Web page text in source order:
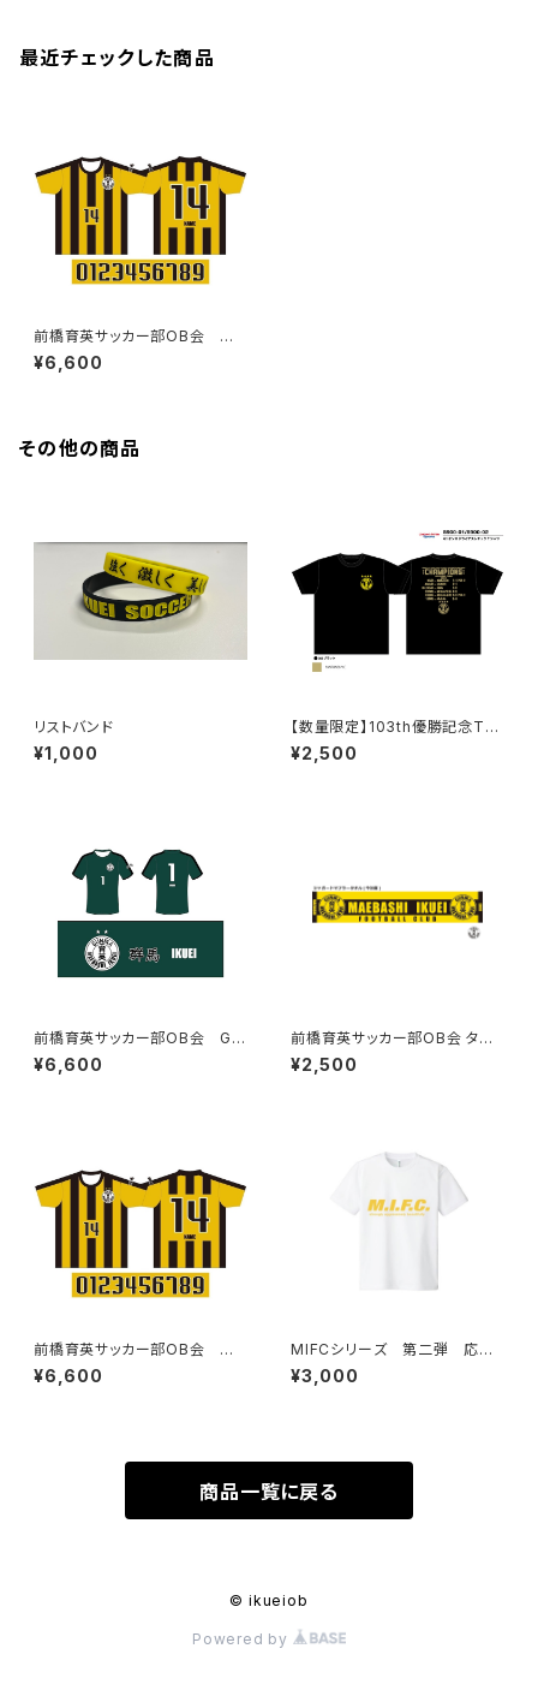
最近チェックした商品
前橋育英サッカー部OB会 レ
プリカユニフォーム(FP)
¥6,600
その他の商品
リストバンド
¥1,000
【数量限定】103th優勝記念Tシ
ャツ / 戦績Ver.
¥2,500
前橋育英サッカー部OB会 GK
レプリカユニフォーム
¥6,600
前橋育英サッカー部OB会 タオ
ルマフラー
¥2,500
前橋育英サッカー部OB会 レ
プリカユニフォーム(FP)
¥6,600
MIFCシリーズ 第二弾 応援
Tシャツ（再販）
¥3,000
商品一覧に戻る
© ikueiob
Powered by